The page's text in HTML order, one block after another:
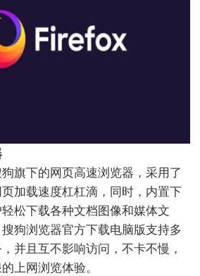
下的网页高速浏览器，采用了
加载速度杠杠滴，同时，内置下
松下载各种文档图像和媒体文
狗浏览器官方下载电脑版支持多
并且互不影响访问，不卡不慢，
上网浏览体验。